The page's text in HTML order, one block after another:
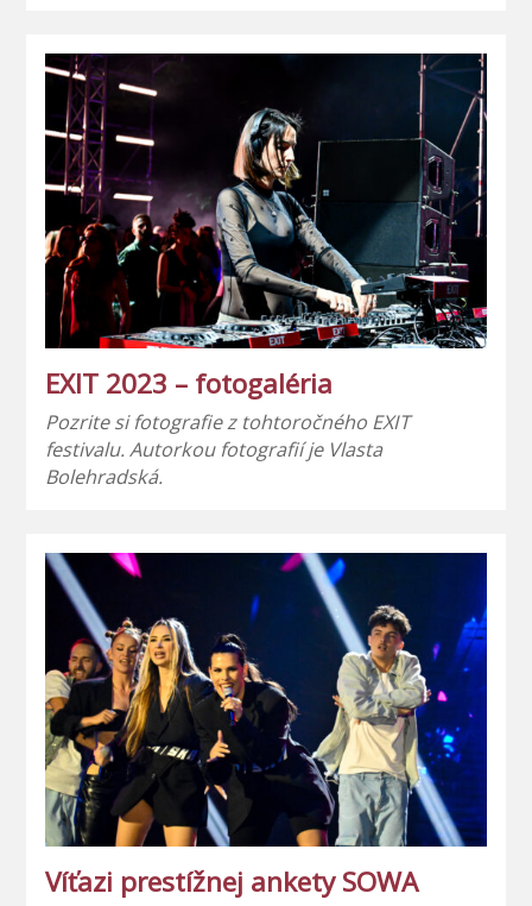
EXIT 2023 – fotogaléria
Pozrite si fotografie z tohtoročného EXIT
festivalu. Autorkou fotografií je Vlasta
Bolehradská.
Víťazi prestížnej ankety SOWA